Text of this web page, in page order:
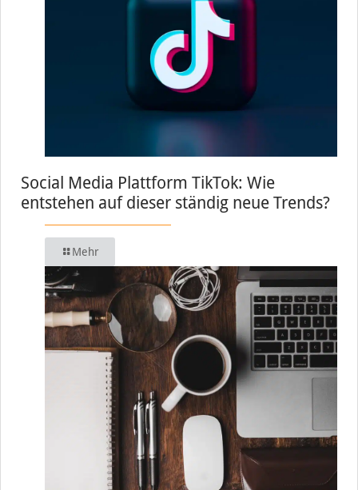
Social Media Plattform TikTok: Wie
entstehen auf dieser ständig neue Trends?
Mehr